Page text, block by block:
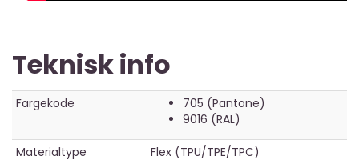
Teknisk info
Fargekode
705 (Pantone)
9016 (RAL)
Materialtype Flex (TPU/TPE/TPC)